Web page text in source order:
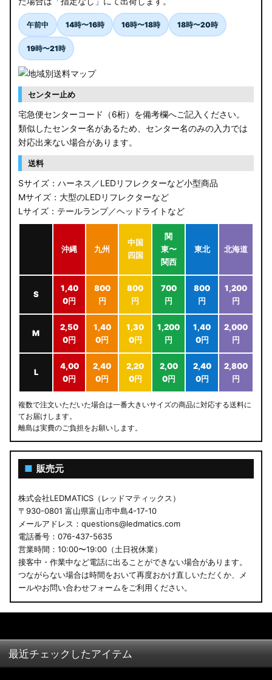
午前中 14時〜16時 16時〜18時 18時〜20時
19時〜21時
センター止め
宅急便センターコード（6桁）を備考欄へご記入ください。
類似したセンター名があるため、センター名のみの入力では
対応出来ない場合があります。
送料
Sサイズ：ハーネス／LEDリフレクターなど小型商品
Mサイズ：大型のLEDリフレクターなど
Lサイズ：テールランプ／ヘッドライトなど
沖縄 九州
中国
四国
関
東〜
関西
東北 北海道
S
1,40
0円
800
円
800
円
700
円
800
円
1,200
円
M
2,50
0円
1,40
0円
1,30
0円
1,200
円
1,40
0円
2,000
円
L
4,00
0円
2,40
0円
2,20
0円
2,00
0円
2,40
0円
2,800
円
複数で注文いただいた場合は一番大きいサイズの商品に対応する送料に
てお届けします。
離島は実費のご負担をお願いします。
■ 販売元
株式会社LEDMATICS（レッドマティックス）
〒930-0801 富山県富山市中島4-17-10
メールアドレス：questions@ledmatics.com
電話番号：076-437-5635
営業時間：10:00〜19:00（土日祝休業）
接客中・作業中など電話に出ることができない場合があります。
つながらない場合は時間をおいて再度おかけ直しいただくか、メ
ールやお問い合わせフォームをご利用ください。
最近チェックしたアイテム